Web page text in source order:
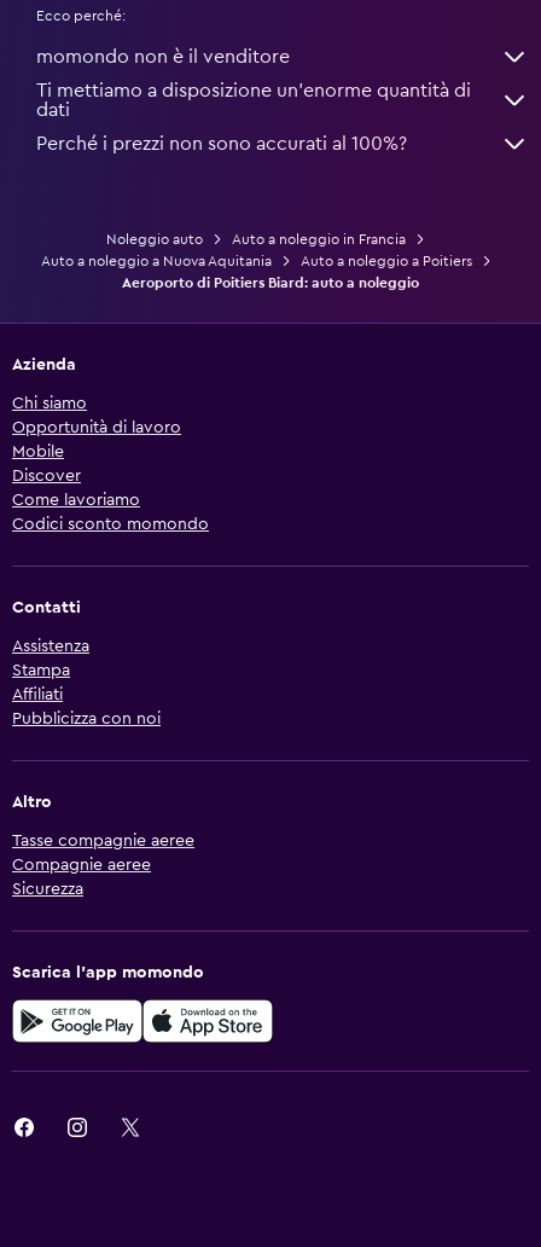
Ecco perché:
momondo non è il venditore
Ti mettiamo a disposizione un’enorme quantità di
dati
Perché i prezzi non sono accurati al 100%?
Noleggio auto
Auto a noleggio in Francia
Auto a noleggio a Nuova Aquitania
Auto a noleggio a Poitiers
Aeroporto di Poitiers Biard: auto a noleggio
Azienda
Chi siamo
Opportunità di lavoro
Mobile
Discover
Come lavoriamo
Codici sconto momondo
Contatti
Assistenza
Stampa
Affiliati
Pubblicizza con noi
Altro
Tasse compagnie aeree
Compagnie aeree
Sicurezza
Scarica l'app momondo